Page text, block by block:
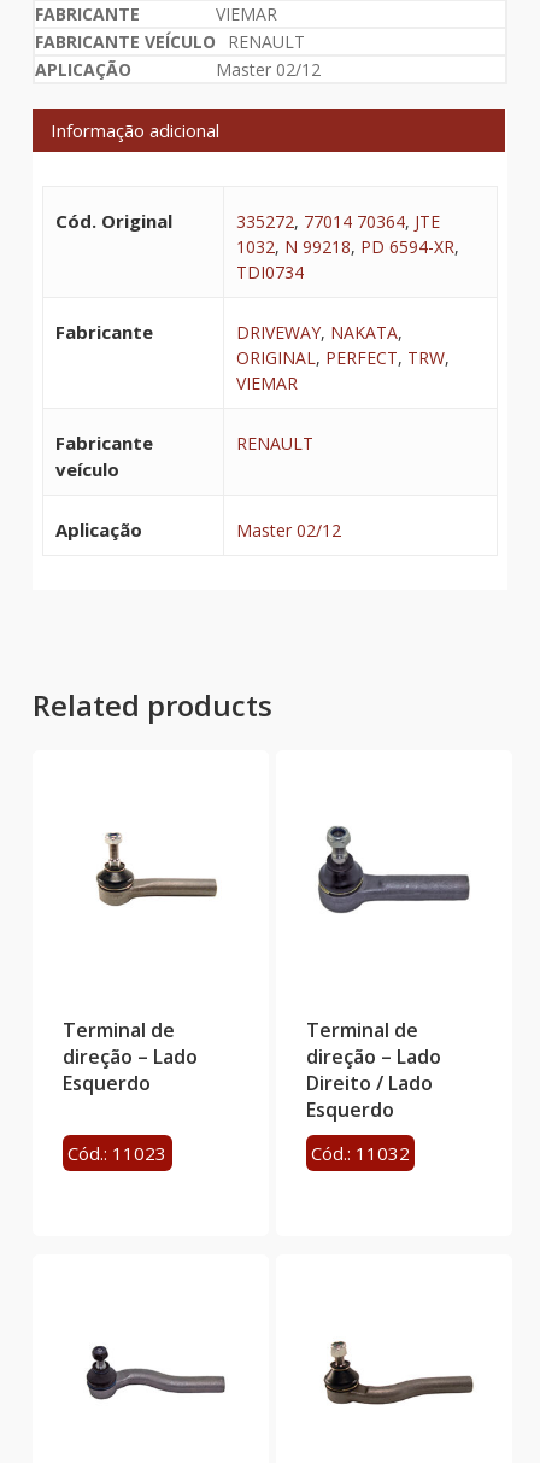
VIEMAR
RENAULT
Master 02/12
Informação adicional
Cód. Original 335272, 77014 70364, JTE
1032, N 99218, PD 6594-XR,
TDI0734
Fabricante DRIVEWAY, NAKATA,
ORIGINAL, PERFECT, TRW,
VIEMAR
Fabricante
veículo
RENAULT
Aplicação Master 02/12
Related products
Terminal de
direção – Lado
Esquerdo
Cód.: 11023
Terminal de
direção – Lado
Direito / Lado
Esquerdo
Cód.: 11032